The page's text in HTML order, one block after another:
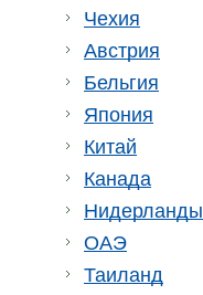
Чехия
Австрия
Бельгия
Япония
Китай
Канада
Нидерланды
ОАЭ
Таиланд